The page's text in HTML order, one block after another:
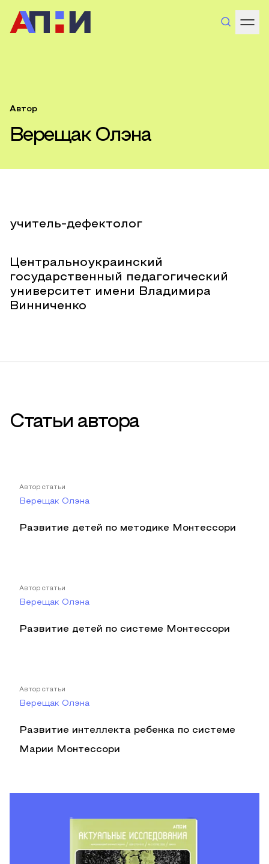
Автор
Верещак Олэна
учитель-дефектолог
Центральноукраинский
государственный педагогический
университет имени Владимира
Винниченко
Статьи автора
Автор статьи
Верещак Олэна
Развитие детей по методике Монтессори
Автор статьи
Верещак Олэна
Развитие детей по системе Монтессори
Автор статьи
Верещак Олэна
Развитие интеллекта ребенка по системе
Марии Монтессори